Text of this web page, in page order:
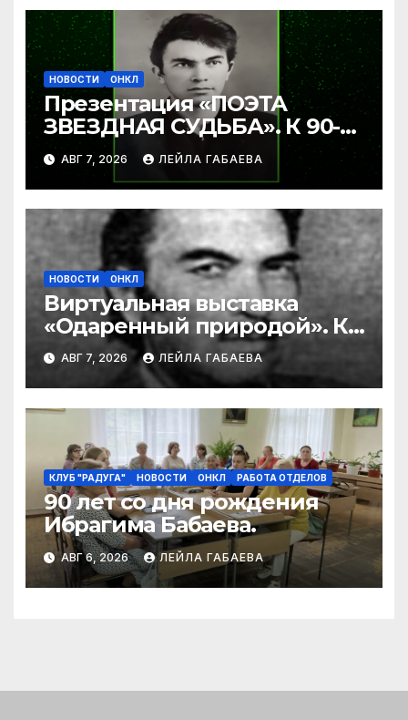
НОВОСТИ ОНКЛ
Презентация «ПОЭТА
ЗВЕЗДНАЯ СУДЬБА». К 90-
летию Ибрагима Бабаева.
АВГ 7, 2026 ЛЕЙЛА ГАБАЕВА
НОВОСТИ ОНКЛ
Виртуальная выставка
«Одаренный природой». К
90-летию со дня рождения
Ибрагима Бабаева
АВГ 7, 2026 ЛЕЙЛА ГАБАЕВА
КЛУБ "РАДУГА" НОВОСТИ ОНКЛ РАБОТА ОТДЕЛОВ
90 лет со дня рождения
Ибрагима Бабаева.
АВГ 6, 2026 ЛЕЙЛА ГАБАЕВА